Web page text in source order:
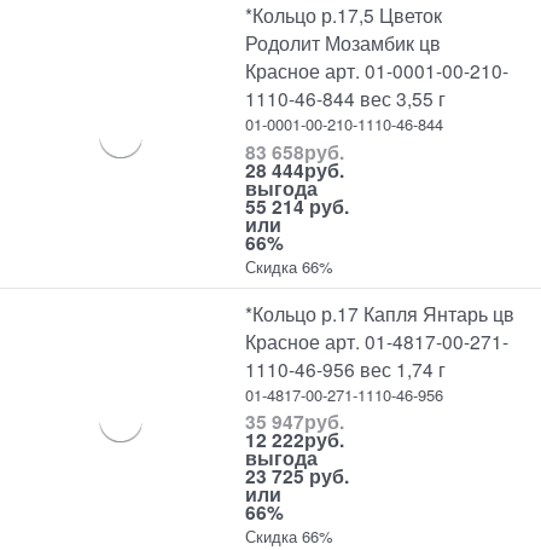
*Кольцо р.17,5 Цветок
Родолит Мозамбик цв
Красное арт. 01-0001-00-210-
1110-46-844 вес 3,55 г
01-0001-00-210-1110-46-844
83 658руб.
28 444руб.
выгода
55 214 руб.
или
66%
Скидка 66%
*Кольцо р.17 Капля Янтарь цв
Красное арт. 01-4817-00-271-
1110-46-956 вес 1,74 г
01-4817-00-271-1110-46-956
35 947руб.
12 222руб.
выгода
23 725 руб.
или
66%
Скидка 66%